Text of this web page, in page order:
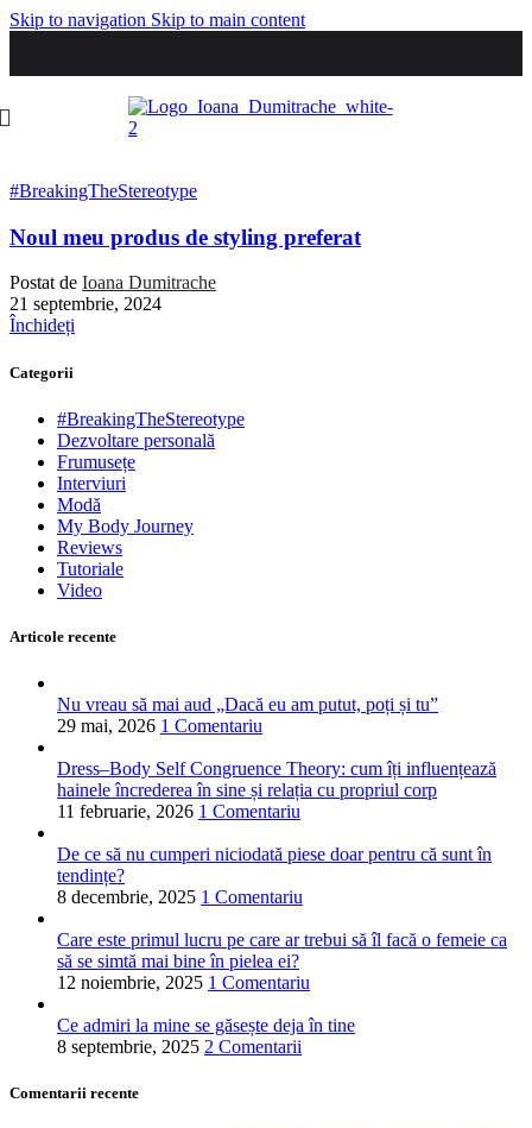
Skip to navigation Skip to main content
#BreakingTheStereotype
Noul meu produs de styling preferat
Postat de Ioana Dumitrache
21 septembrie, 2024
Închideți
Categorii
#BreakingTheStereotype
Dezvoltare personală
Frumusețe
Interviuri
Modă
My Body Journey
Reviews
Tutoriale
Video
Articole recente
Nu vreau să mai aud „Dacă eu am putut, poți și tu”
29 mai, 2026 1 Comentariu
Dress–Body Self Congruence Theory: cum îți influențează
hainele încrederea în sine și relația cu propriul corp
11 februarie, 2026 1 Comentariu
De ce să nu cumperi niciodată piese doar pentru că sunt în
tendințe?
8 decembrie, 2025 1 Comentariu
Care este primul lucru pe care ar trebui să îl facă o femeie ca
să se simtă mai bine în pielea ei?
12 noiembrie, 2025 1 Comentariu
Ce admiri la mine se găsește deja în tine
8 septembrie, 2025 2 Comentarii
Comentarii recente